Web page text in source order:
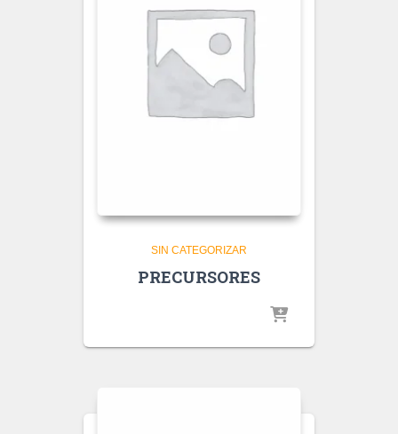
SIN CATEGORIZAR
PRECURSORES